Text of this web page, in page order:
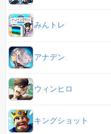
みんトレ
アナデン
ウィンヒロ
キングショット